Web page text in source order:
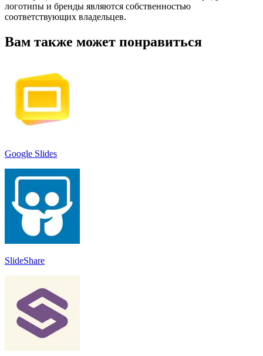
логотипы и бренды являются собственностью
соответствующих владельцев.
Вам также может понравиться
Google Slides
SlideShare